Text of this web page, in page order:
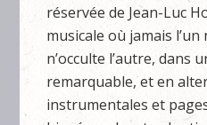
réservée de Jean-Luc
musicale où jamais
n’occulte l’autre, dans
remarquable, et en
instrumentales et